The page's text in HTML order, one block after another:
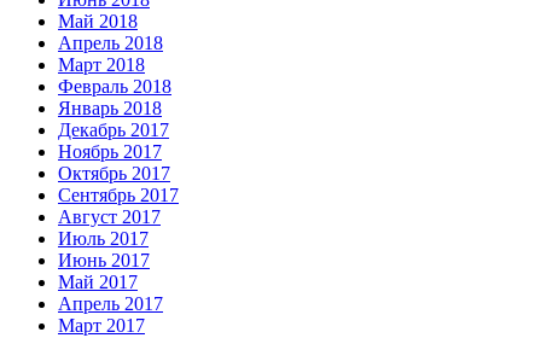
Май 2018
Апрель 2018
Март 2018
Февраль 2018
Январь 2018
Декабрь 2017
Ноябрь 2017
Октябрь 2017
Сентябрь 2017
Август 2017
Июль 2017
Июнь 2017
Май 2017
Апрель 2017
Март 2017